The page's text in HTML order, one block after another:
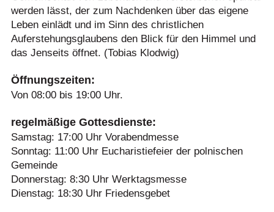
werden lässt, der zum Nachdenken über das eigene
Leben einlädt und im Sinn des christlichen
Auferstehungsglaubens den Blick für den Himmel und
das Jenseits öffnet. (Tobias Klodwig)
Öffnungszeiten:
Von 08:00 bis 19:00 Uhr.
regelmäßige Gottesdienste:
Samstag: 17:00 Uhr Vorabendmesse
Sonntag: 11:00 Uhr Eucharistiefeier der polnischen
Gemeinde
Donnerstag: 8:30 Uhr Werktagsmesse
Dienstag: 18:30 Uhr Friedensgebet